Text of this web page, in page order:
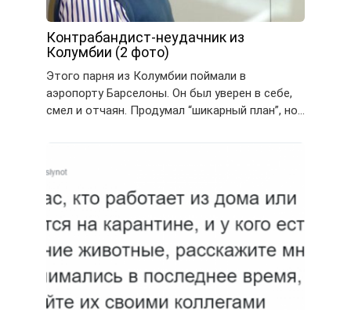
Контрабандист-неудачник из
Колумбии (2 фото)
Этого парня из Колумбии поймали в
аэропорту Барселоны. Он был уверен в себе,
смел и отчаян. Продумал “шикарный план”, но…